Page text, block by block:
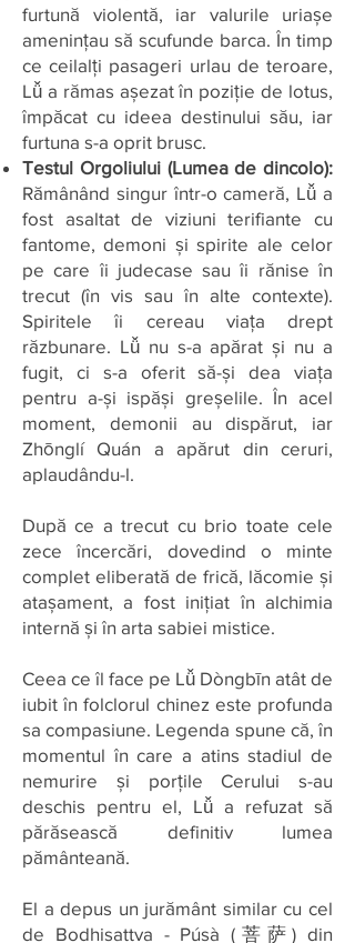
furtună violentă, iar valurile uriașe
amenințau să scufunde barca. În timp
ce ceilalți pasageri urlau de teroare,
Lǚ a rămas așezat în poziție de lotus,
împăcat cu ideea destinului său, iar
furtuna s-a oprit brusc.
Testul Orgoliului (Lumea de dincolo):
Rămânând singur într-o cameră, Lǚ a
fost asaltat de viziuni terifiante cu
fantome, demoni și spirite ale celor
pe care îi judecase sau îi rănise în
trecut (în vis sau în alte contexte).
Spiritele îi cereau viața drept
răzbunare. Lǚ nu s-a apărat și nu a
fugit, ci s-a oferit să-și dea viața
pentru a-și ispăși greșelile. În acel
moment, demonii au dispărut, iar
Zhōnglí Quán a apărut din ceruri,
aplaudându-l.
După ce a trecut cu brio toate cele
zece încercări, dovedind o minte
complet eliberată de frică, lăcomie și
atașament, a fost inițiat în alchimia
internă și în arta sabiei mistice.
Ceea ce îl face pe Lǚ Dòngbīn atât de
iubit în folclorul chinez este profunda
sa compasiune. Legenda spune că, în
momentul în care a atins stadiul de
nemurire și porțile Cerului s-au
deschis pentru el, Lǚ a refuzat să
părăsească definitiv lumea
pământeană.
El a depus un jurământ similar cu cel
de Bodhisattva - Púsà (菩萨) din